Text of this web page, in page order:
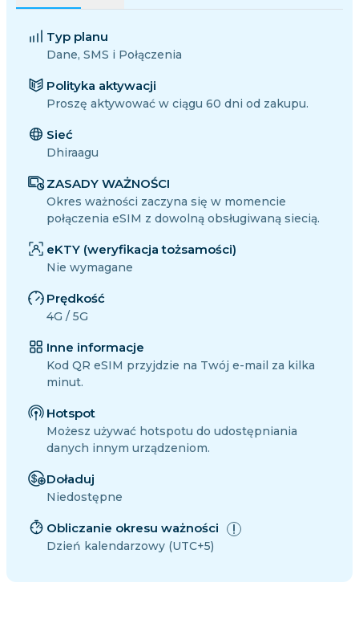
Typ planu
Dane, SMS i Połączenia
Polityka aktywacji
Proszę aktywować w ciągu 60 dni od zakupu.
Sieć
Dhiraagu
ZASADY WAŻNOŚCI
Okres ważności zaczyna się w momencie
połączenia eSIM z dowolną obsługiwaną siecią.
eKTY (weryfikacja tożsamości)
Nie wymagane
Prędkość
4G / 5G
Inne informacje
Kod QR eSIM przyjdzie na Twój e-mail za kilka
minut.
Hotspot
Możesz używać hotspotu do udostępniania
danych innym urządzeniom.
Doładuj
Niedostępne
Obliczanie okresu ważności
Dzień kalendarzowy (UTC+5)